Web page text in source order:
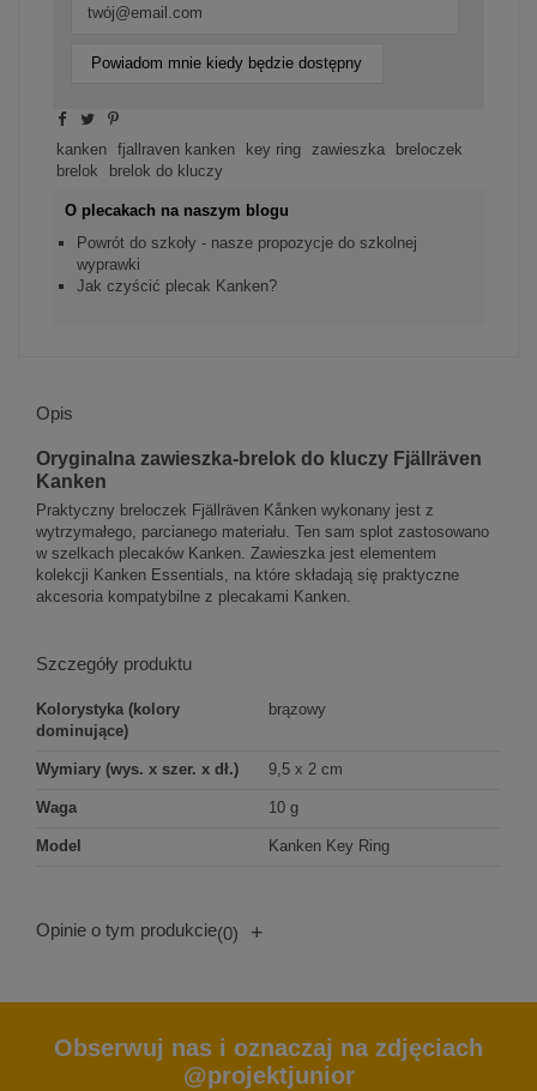
Powiadom mnie kiedy będzie dostępny
kanken fjallraven kanken key ring zawieszka
breloczek
brelok
brelok do kluczy
O plecakach na naszym blogu
Powrót do szkoły - nasze propozycje do szkolnej
wyprawki
Jak czyścić plecak Kanken?
Opis
Oryginalna zawieszka-brelok do kluczy Fjällräven
Kanken
Praktyczny breloczek Fjällräven Kånken wykonany jest z
wytrzymałego, parcianego materiału. Ten sam splot zastosowano
w szelkach plecaków Kanken. Zawieszka jest elementem
kolekcji Kanken Essentials, na które składają się praktyczne
akcesoria kompatybilne z plecakami Kanken.
Szczegóły produktu
Kolorystyka (kolory
dominujące)
brązowy
Wymiary (wys. x szer. x dł.) 9,5 x 2 cm
Waga 10 g
Model Kanken Key Ring
Opinie o tym produkcie(0) +
Obserwuj nas i oznaczaj na zdjęciach
@projektjunior